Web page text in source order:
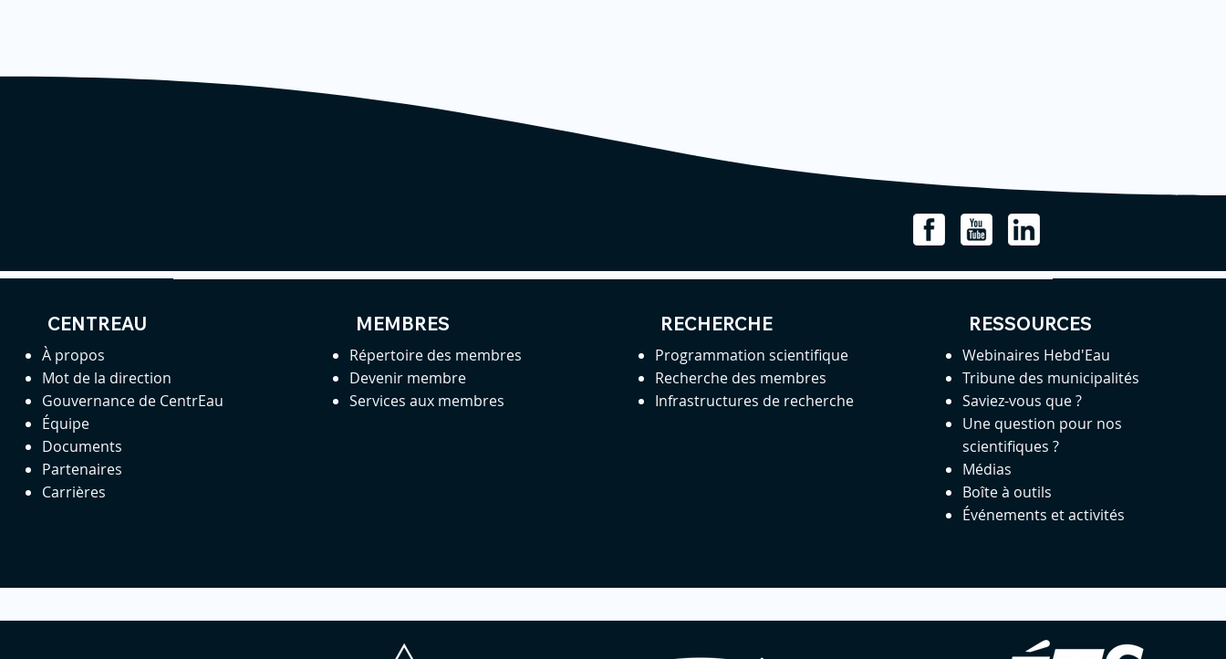
CENTREAU
À propos
Mot de la direction
Gouvernance de CentrEau
Équipe
Documents
Partenaires
Carrières
MEMBRES
Répertoire des membres
Devenir membre
Services aux membres
RECHERCHE
Programmation scientifique
Recherche des membres
Infrastructures de recherche
RESSOURCES
Webinaires Hebd'Eau
Tribune des municipalités
Saviez-vous que ?
Une question pour nos
scientifiques ?
Médias
Boîte à outils
Événements et activités